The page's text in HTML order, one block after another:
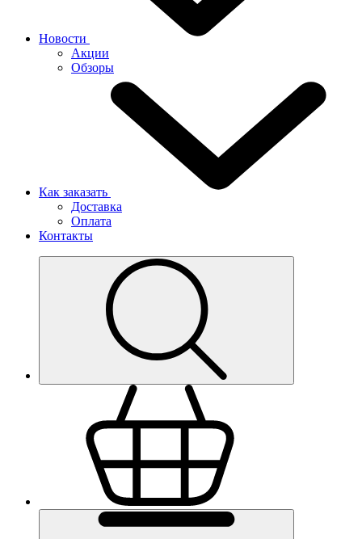
Новости
Акции
Обзоры
Как заказать
Доставка
Оплата
Контакты